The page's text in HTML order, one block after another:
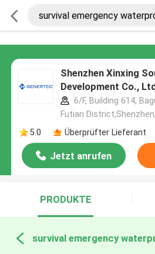
Shenzhen Xinxing
Development Co.,
6/F, Building 614,
Futian
5.0
Überprüfter Lieferant
Jetzt anrufen
PRODUKTE